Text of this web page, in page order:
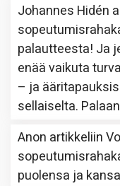
Johannes Hidén
palautteesta! Ja
enää vaikuta
– ja
sellaiselta.
Anon artikkeliin
puolensa ja